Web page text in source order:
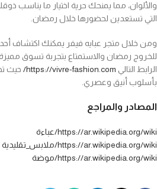
والألوان، مما يمنحك حرية اختيار ما يناسب
التي تستعدين لحضورها خلال رمضان.
ومن خلال متجر عبايه فيفر يمكنك اكتشاف
للخروج رمضان والاستمتاع بتجربة تسوق
الرابط التالي https://vivre-fashion.com/ حيث
بأسلوب أنيق وعصري.
المصادر والمراجع
https://ar.wikipedia.org/wiki/عباءة
https://ar.wikipedia.org/wiki/ملابس_تقليدية
https://ar.wikipedia.org/wiki/موضة